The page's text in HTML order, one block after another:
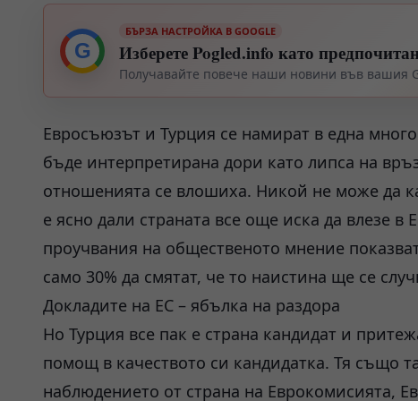
G
БЪРЗА НАСТРОЙКА В GOOGLE
Изберете Pogled.info като
Получавайте повече наши новини във вашия
Евросъюзът и Турция се намират в една
бъде интерпретирана дори като липса на
отношенията се влошиха. Никой не може да
е ясно дали страната все още иска да влезе
проучвания на общественото мнение
само 30% да смятат, че то наистина ще се
Докладите на ЕС – ябълка на раздора
Но Турция все пак е страна кандидат и
помощ в качеството си кандидатка. Тя също
наблюдението от страна на Еврокомисията,